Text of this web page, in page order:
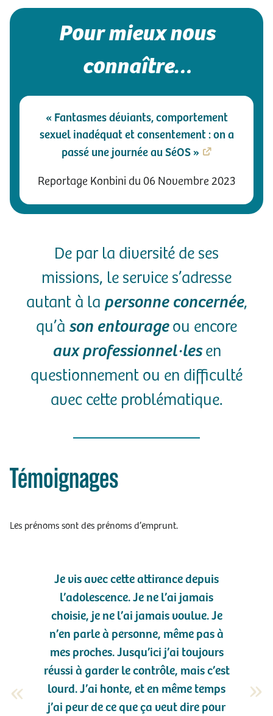
Pour mieux nous
connaître…
« Fantasmes déviants, comportement
sexuel inadéquat et consentement : on a
passé une journée au SéOS »
Reportage Konbini du 06 Novembre 2023
De par la diversité de ses
missions, le service s’adresse
autant à la personne concernée,
qu’à son entourageou encore
aux professionnel·lesen
questionnement ou en difficulté
avec cette problématique.
Témoignages
Les prénoms sont des prénoms d’emprunt.
Je vis avec cette attirance depuis
l’adolescence. Je ne l’ai jamais
choisie, je ne l’ai jamais voulue. Je
n’en parle à personne, même pas à
mes proches. Jusqu’ici j’ai toujours
réussi à garder le contrôle, mais c’est
lourd. J’ai honte, et en même temps
j’ai peur de ce que ça veut dire pour